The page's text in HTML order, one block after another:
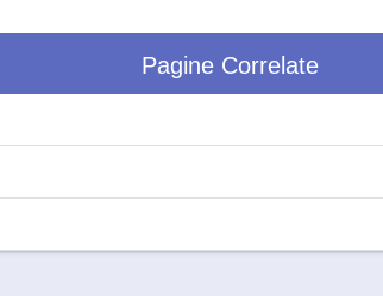
Pagine Correlate